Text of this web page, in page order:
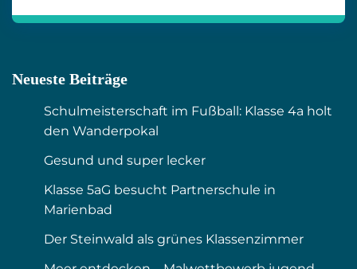
Neueste Beiträge
Schulmeisterschaft im Fußball: Klasse 4a holt
den Wanderpokal
Gesund und super lecker
Klasse 5aG besucht Partnerschule in
Marienbad
Der Steinwald als grünes Klassenzimmer